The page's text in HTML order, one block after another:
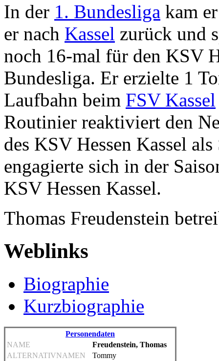
In der 1. Bundesliga kam
er nach Kassel zurück und
noch 16-mal für den KSV
Bundesliga. Er erzielte 1
Laufbahn beim FSV Kassel
Routinier reaktiviert den
des KSV Hessen Kassel
engagierte sich in der
KSV Hessen Kassel.
Thomas Freudenstein
Weblinks
Biographie
Kurzbiographie
Personendaten
NAME
Freudenstein, Thomas
ALTERNATIVNAMEN
Tommy